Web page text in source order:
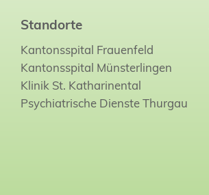
Standorte
Kantonsspital Frauenfeld
Kantonsspital Münsterlingen
Klinik St. Katharinental
Psychiatrische Dienste Thurgau